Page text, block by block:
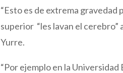
“Esto es de extrema gravedad
superior “les lavan el cerebro”
Yurre.
“Por ejemplo en la